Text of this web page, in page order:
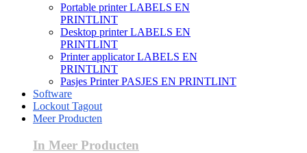
Portable printer LABELS EN
PRINTLINT
Desktop printer LABELS EN
PRINTLINT
Printer applicator LABELS EN
PRINTLINT
Pasjes Printer PASJES EN PRINTLINT
Software
Lockout Tagout
Meer Producten
In Meer Producten